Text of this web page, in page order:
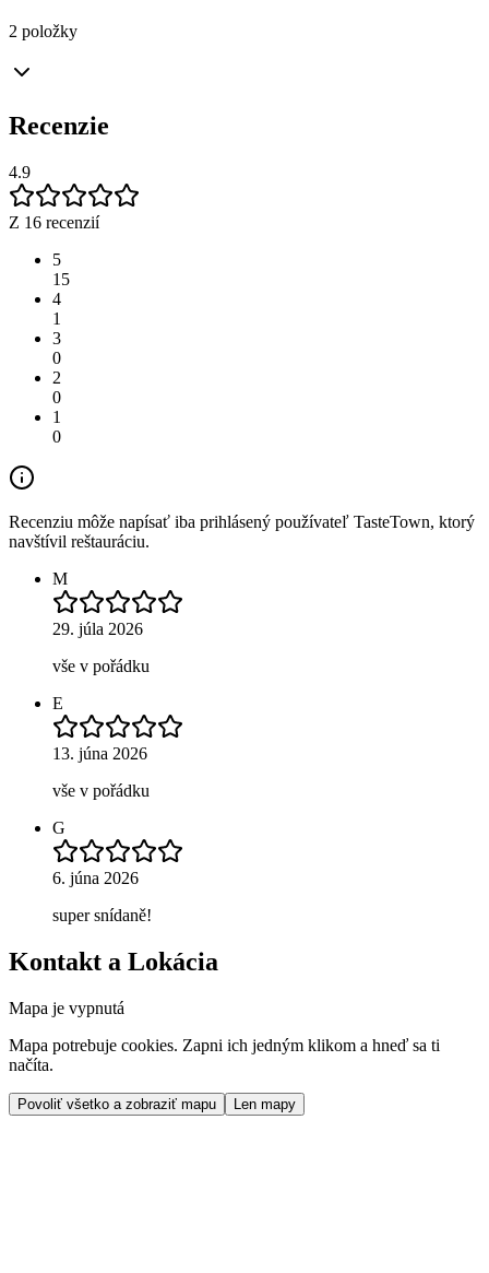
2 položky
Recenzie
4.9
Z 16 recenzií
5
15
4
1
3
0
2
0
1
0
Recenziu môže napísať iba prihlásený používateľ TasteTown, ktorý
navštívil reštauráciu.
M
29. júla 2026
vše v pořádku
E
13. júna 2026
vše v pořádku
G
6. júna 2026
super snídaně!
Kontakt a Lokácia
Mapa je vypnutá
Mapa potrebuje cookies. Zapni ich jedným klikom a hneď sa ti
načíta.
Povoliť všetko a zobraziť mapu Len mapy